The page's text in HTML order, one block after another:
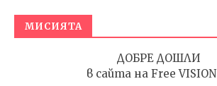
МИСИЯТА
ДОБРЕ ДОШЛИ
в сайта на Free VISION